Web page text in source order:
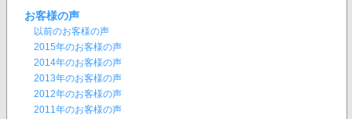
お客様の声
以前のお客様の声
2015年のお客様の声
2014年のお客様の声
2013年のお客様の声
2012年のお客様の声
2011年のお客様の声